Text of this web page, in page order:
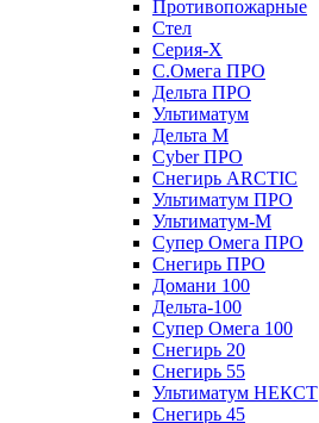
Противопожарные
Стел
Серия-X
С.Омега ПРО
Дельта ПРО
Ультиматум
Дельта M
Cyber ПРО
Снегирь ARCTIC
Ультиматум ПРО
Ультиматум-M
Супер Омега ПРО
Снегирь ПРО
Домани 100
Дельта-100
Супер Омега 100
Снегирь 20
Снегирь 55
Ультиматум НЕКСТ
Снегирь 45